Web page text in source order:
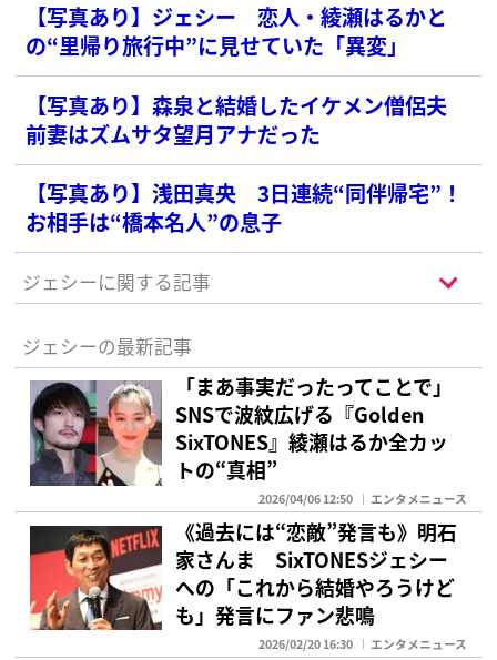
【写真あり】ジェシー 恋人・綾瀬はるかと
の“里帰り旅行中”に見せていた「異変」
【写真あり】森泉と結婚したイケメン僧侶夫
前妻はズムサタ望月アナだった
【写真あり】浅田真央 3日連続“同伴帰宅”！
お相手は“橋本名人”の息子
ジェシーに関する記事
ジェシーの最新記事
「まあ事実だったってことで」
SNSで波紋広げる『Golden
SixTONES』綾瀬はるか全カッ
トの“真相”
2026/04/06 12:50 エンタメニュース
《過去には“恋敵”発言も》明石
家さんま SixTONESジェシー
への「これから結婚やろうけど
も」発言にファン悲鳴
2026/02/20 16:30 エンタメニュース